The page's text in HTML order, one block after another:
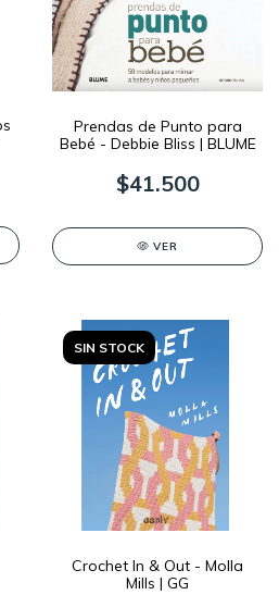
Prendas de Punto para
Bebé - Debbie Bliss | BLUME
$41.500
VER
SIN STOCK
Crochet In & Out - Molla
Mills | GG